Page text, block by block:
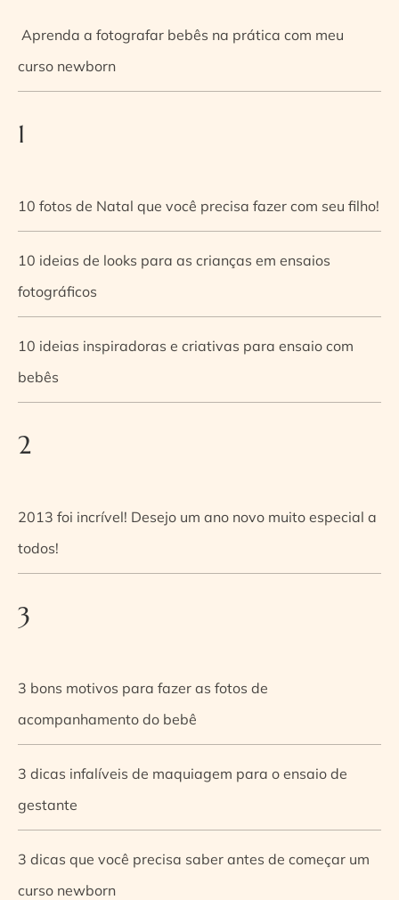
Aprenda a fotografar bebês na prática com meu
curso newborn
1
10 fotos de Natal que você precisa fazer com seu filho!
10 ideias de looks para as crianças em ensaios
fotográficos
10 ideias inspiradoras e criativas para ensaio com
bebês
2
2013 foi incrível! Desejo um ano novo muito especial a
todos!
3
3 bons motivos para fazer as fotos de
acompanhamento do bebê
3 dicas infalíveis de maquiagem para o ensaio de
gestante
3 dicas que você precisa saber antes de começar um
curso newborn